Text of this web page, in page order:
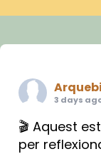
3 days
🎬 Aquest
per